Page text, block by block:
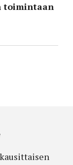
toimintaan